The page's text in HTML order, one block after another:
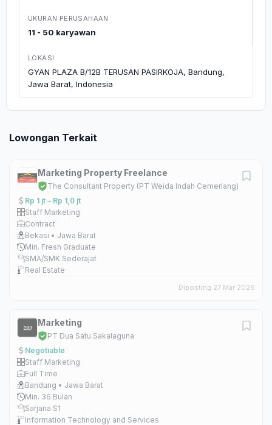
UKURAN PERUSAHAAN
11 - 50 karyawan
LOKASI
GYAN PLAZA B/12B TERUSAN PASIRKOJA, Bandung,
Jawa Barat, Indonesia
Lowongan Terkait
Marketing Property Freelance
The Consultant Property (PT Weida Indah Cemerlang)
Rp 1 jt – Rp 1,0 jt
Staff Marketing
Contract
Bekasi • Jawa Barat
Min. Fresh Graduate
SMA/SMK Sederajat
Real Estate
Diposting 27 Mar 2026
Marketing
PT Dua Satu Sakalaguna
Negotiable
Staff Marketing
Full Time
Bandung • Jawa Barat
Min. 36 Bulan
Sarjana S1
Information Technology and Services